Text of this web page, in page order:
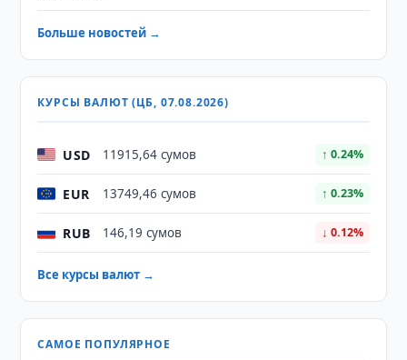
Больше новостей →
КУРСЫ ВАЛЮТ (ЦБ, 07.08.2026)
USD 11915,64 сумов ↑ 0.24%
EUR 13749,46 сумов ↑ 0.23%
RUB 146,19 сумов ↓ 0.12%
Все курсы валют →
САМОЕ ПОПУЛЯРНОЕ